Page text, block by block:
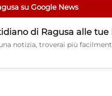
su Google News
di Ragusa alle tue
notizia, troverai più